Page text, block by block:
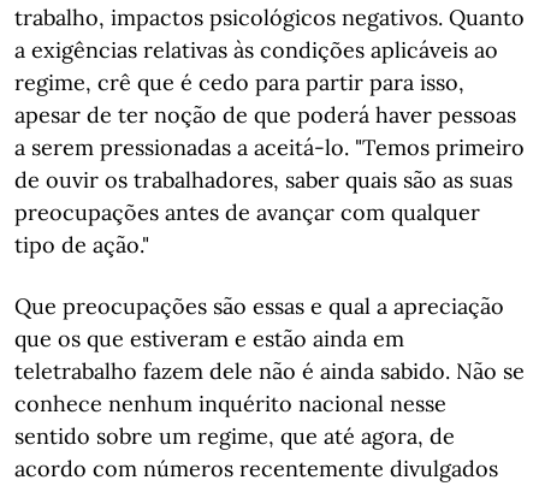
trabalho, impactos psicológicos negativos. Quanto
a exigências relativas às condições aplicáveis ao
regime, crê que é cedo para partir para isso,
apesar de ter noção de que poderá haver pessoas
a serem pressionadas a aceitá-lo. "Temos primeiro
de ouvir os trabalhadores, saber quais são as suas
preocupações antes de avançar com qualquer
tipo de ação."
Que preocupações são essas e qual a apreciação
que os que estiveram e estão ainda em
teletrabalho fazem dele não é ainda sabido. Não se
conhece nenhum inquérito nacional nesse
sentido sobre um regime, que até agora, de
acordo com números recentemente divulgados